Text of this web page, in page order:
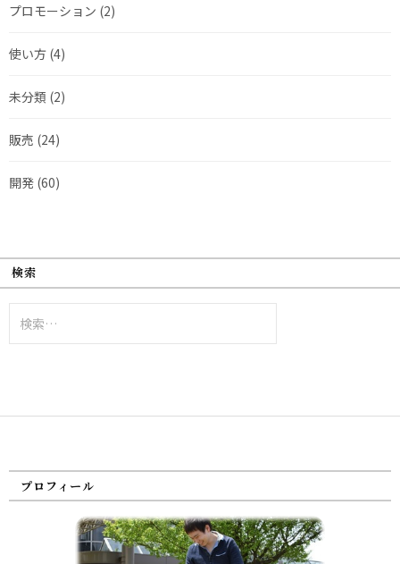
プロモーション (2)
使い方 (4)
未分類 (2)
販売 (24)
開発 (60)
検索
索:
プロフィール